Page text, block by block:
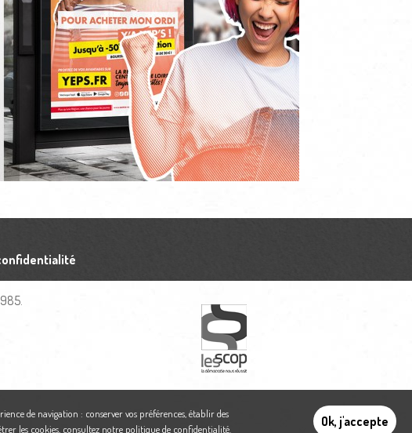
de navigation : conserver vos préférences, établir des
les cookies, consultez notre politique de confidentialité Ok, j'accepte